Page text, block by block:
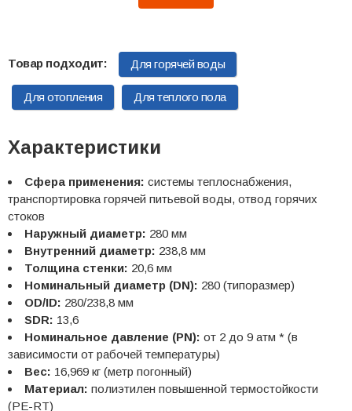
Для горячей воды
Для отопления Для теплого пола
Характеристики
Сфера применения: системы теплоснабжения,
транспортировка горячей питьевой воды, отвод горячих
стоков
Наружный диаметр: 280 мм
Внутренний диаметр: 238,8 мм
Толщина стенки: 20,6 мм
Номинальный диаметр (DN): 280 (типоразмер)
OD/ID: 280/238,8 мм
SDR: 13,6
Номинальное давление (PN): от 2 до 9 атм * (в
зависимости от рабочей температуры)
Вес: 16,969 кг (метр погонный)
Материал: полиэтилен повышенной термостойкости
(PE-RT)